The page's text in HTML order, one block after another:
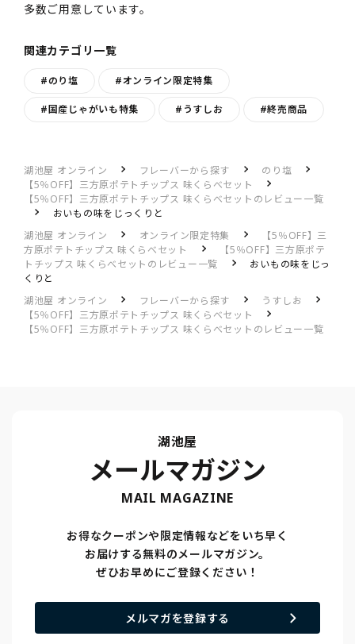
多数ご用意しています。
関連カテゴリ一覧
#のり塩 #オンライン限定特集
#国産じゃがいも特集 #うすしお #終売商品
湖池屋 オンライン フレーバーから探す
のり塩
【5％OFF】三方原ポテトチップス 味くらべセット
【5％OFF】三方原ポテトチップス 味くらべセットのレビュー一覧
おいもの味をじっくりと
湖池屋 オンライン
オンライン限定特集
【5％OFF】三
方原ポテトチップス 味くらべセット
【5％OFF】三方原ポテ
トチップス 味くらべセットのレビュー一覧
おいもの味をじっ
くりと
湖池屋 オンライン
フレーバーから探す
うすしお
【5％OFF】三方原ポテトチップス 味くらべセット
【5％OFF】三方原ポテトチップス 味くらべセットのレビュー一覧
湖池屋
メールマガジン
MAIL MAGAZINE
お得なクーポンや限定情報などをいち早く
お届けする無料のメールマガジン。
ぜひお早めにご登録ください！
メルマガを登録する